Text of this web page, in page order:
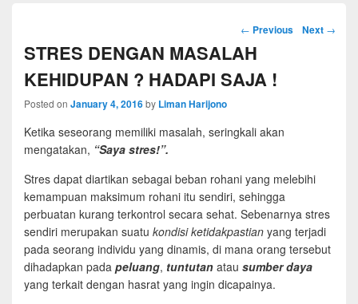
Post
navigation
← Previous Next →
STRES DENGAN MASALAH
KEHIDUPAN ? HADAPI SAJA !
Posted on January 4, 2016by Liman Harijono
Ketika seseorang memiliki masalah, seringkali akan
mengatakan, “Saya stres!”.
Stres dapat diartikan sebagai beban rohani yang melebihi
kemampuan maksimum rohani itu sendiri, sehingga
perbuatan kurang terkontrol secara sehat. Sebenarnya stres
sendiri merupakan suatu kondisi ketidakpastian yang terjadi
pada seorang individu yang dinamis, di mana orang tersebut
dihadapkan pada peluang, tuntutan atau sumber daya
yang terkait dengan hasrat yang ingin dicapainya.